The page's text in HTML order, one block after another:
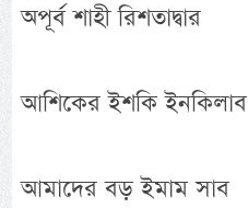
অপূর্ব শাহী রিশতাদ্বার
আশিকের ইশকি ইনকিলাব
আমাদের বড় ইমাম সাব